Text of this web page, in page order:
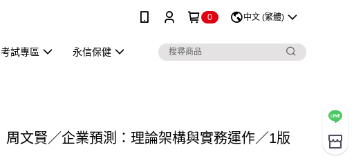
0 中文 (繁體)
考試專區 永信保健
周文賢／企業預測：理論架構與實務運作／1版